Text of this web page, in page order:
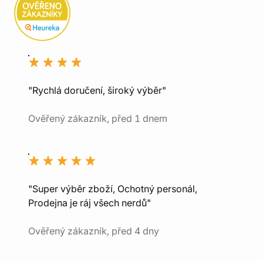
"Rychlá doručení, široký výběr"
Ověřený zákazník, před 1 dnem
"Super výběr zboží, Ochotný personál,
Prodejna je ráj všech nerdů"
Ověřený zákazník, před 4 dny